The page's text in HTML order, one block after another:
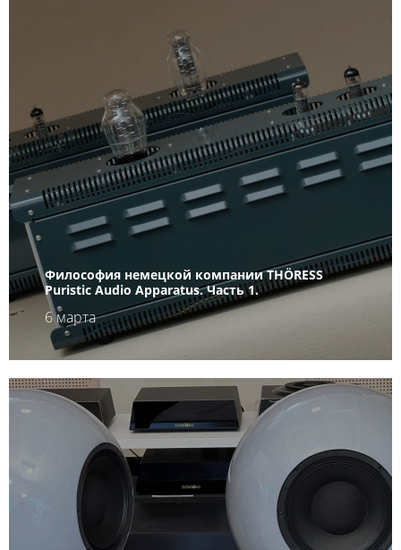
Философия немецкой компании THÖRESS
Puristic Audio Apparatus. Часть 1.
6 марта